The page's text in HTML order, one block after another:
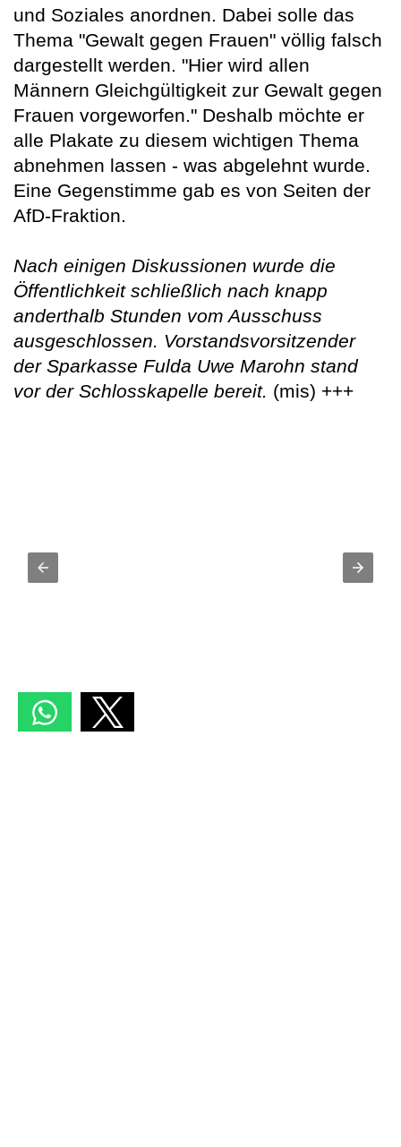
und Soziales anordnen. Dabei solle das
Thema "Gewalt gegen Frauen" völlig falsch
dargestellt werden. "Hier wird allen
Männern Gleichgültigkeit zur Gewalt gegen
Frauen vorgeworfen." Deshalb möchte er
alle Plakate zu diesem wichtigen Thema
abnehmen lassen - was abgelehnt wurde.
Eine Gegenstimme gab es von Seiten der
AfD-Fraktion.
Nach einigen Diskussionen wurde die
Öffentlichkeit schließlich nach knapp
anderthalb Stunden vom Ausschuss
ausgeschlossen. Vorstandsvorsitzender
der Sparkasse Fulda Uwe Marohn stand
vor der Schlosskapelle bereit. (mis) +++